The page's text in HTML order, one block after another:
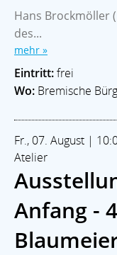
Hans Brockmöller
des...
mehr »
Eintritt:frei
Wo: Bremische
Fr., 07. August |
Atelier
Anfang -